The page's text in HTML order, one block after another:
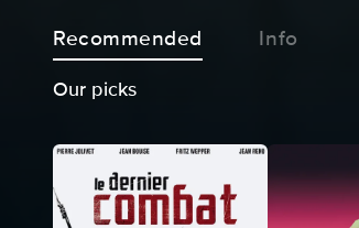
Recommended Info
Our picks